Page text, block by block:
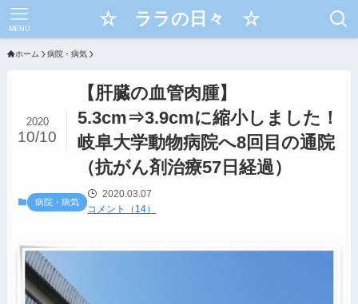
☆ ララの日々 ☆
MENU
ホーム 病院・病気
【肝臓の血管肉腫】
5.3cm⇒3.9cmに縮小しました！
岐阜大学動物病院へ8回目の通院
（抗がん剤治療57日経過）
2020
10/10
病院・病気
2020.03.07
コメント（14）